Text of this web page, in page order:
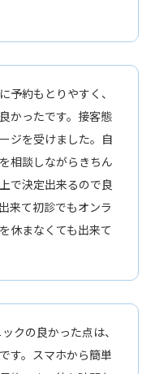
予約もとりやすく、
かったです。接客態
ジを受けました。自
相談しながらきちん
で決定出来るので良
来て初診でもオンラ
休まなくても出来て
クの良かった点は、
す。スマホから簡単